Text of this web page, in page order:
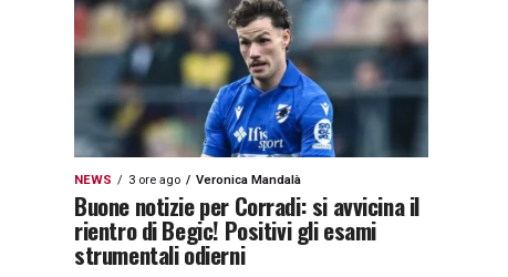
NEWS 3 ore ago Veronica Mandalà
Buone notizie per Corradi: si avvicina il
rientro di Begic! Positivi gli esami
strumentali odierni